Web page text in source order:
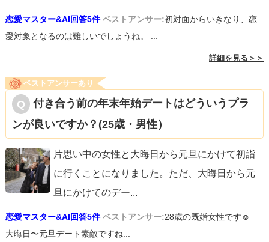
恋愛マスター&AI回答5件 ベストアンサー:初対面からいきなり、恋
愛対象となるのは難しいでしょうね。 ...
詳細を見る＞＞
ベストアンサーあり
付き合う前の年末年始デートはどういうプラ
ンが良いですか？(25歳・男性）
片思い中の女性と大晦日から元旦にかけて初詣
に行くことになりました。ただ、大晦日から元
旦にかけてのデー...
恋愛マスター&AI回答5件 ベストアンサー:28歳の既婚女性です☺︎
大晦日〜元旦デート素敵ですね...